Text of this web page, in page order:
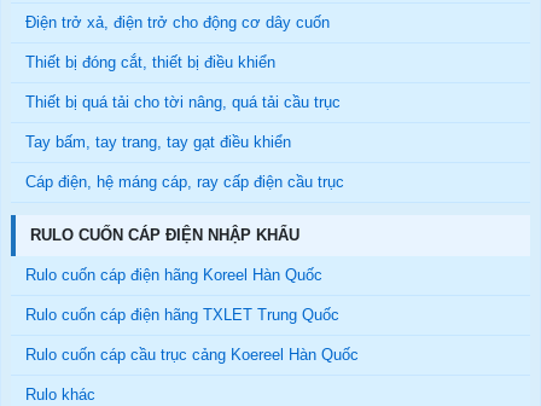
Điện trở xả, điện trở cho động cơ dây cuốn
Thiết bị đóng cắt, thiết bị điều khiển
Thiết bị quá tải cho tời nâng, quá tải cầu trục
Tay bấm, tay trang, tay gạt điều khiển
Cáp điện, hệ máng cáp, ray cấp điện cầu trục
RULO CUỐN CÁP ĐIỆN NHẬP KHẨU
Rulo cuốn cáp điện hãng Koreel Hàn Quốc
Rulo cuốn cáp điện hãng TXLET Trung Quốc
Rulo cuốn cáp cầu trục cảng Koereel Hàn Quốc
Rulo khác